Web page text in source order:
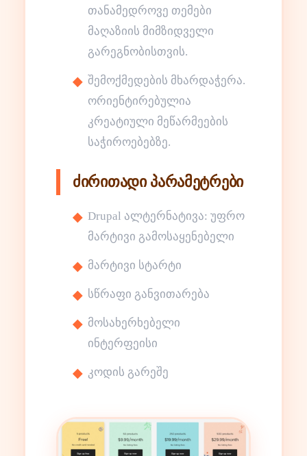
თანამედროვე თემები
მაღაზიის მიმზიდველი
გარეგნობისთვის.
შემოქმედების მხარდაჭერა.
ორიენტირებულია
კრეატიული მეწარმეების
საჭიროებებზე.
ძირითადი პარამეტრები
Drupal ალტერნატივა: უფრო
მარტივი გამოსაყენებელი
მარტივი სტარტი
სწრაფი განვითარება
მოსახერხებელი
ინტერფეისი
კოდის გარეშე